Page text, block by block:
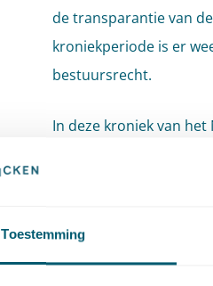
Toestemming
de transparantie van
kroniekperiode is er
bestuursrecht.
In deze kroniek van